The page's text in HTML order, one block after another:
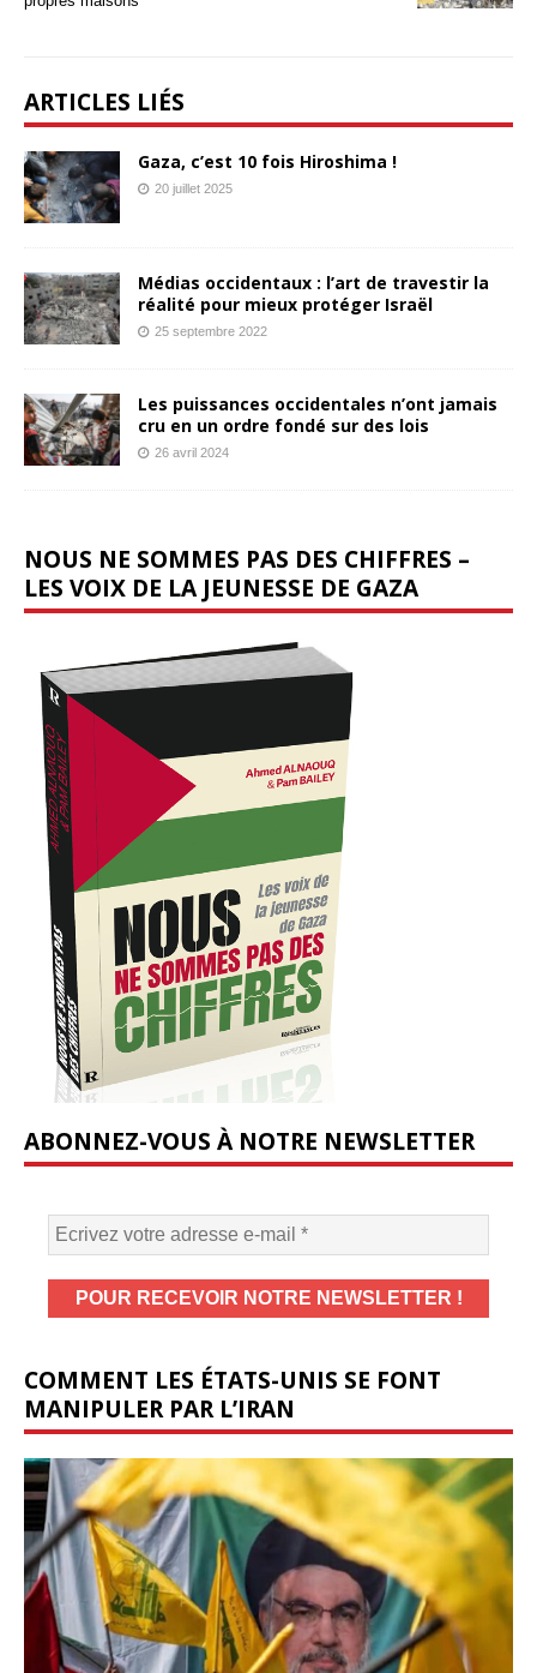
ARTICLES LIÉS
Gaza, c’est 10 fois Hiroshima !
20 juillet 2025
Médias occidentaux : l’art de travestir la
réalité pour mieux protéger Israël
25 septembre 2022
Les puissances occidentales n’ont jamais
cru en un ordre fondé sur des lois
26 avril 2024
NOUS NE SOMMES PAS DES CHIFFRES –
LES VOIX DE LA JEUNESSE DE GAZA
ABONNEZ-VOUS À NOTRE NEWSLETTER
COMMENT LES ÉTATS-UNIS SE FONT
MANIPULER PAR L’IRAN